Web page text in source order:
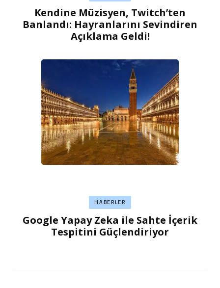
Kendine Müzisyen, Twitch’ten
Banlandı: Hayranlarını Sevindiren
Açıklama Geldi!
HABERLER
Google Yapay Zeka ile Sahte İçerik
Tespitini Güçlendiriyor